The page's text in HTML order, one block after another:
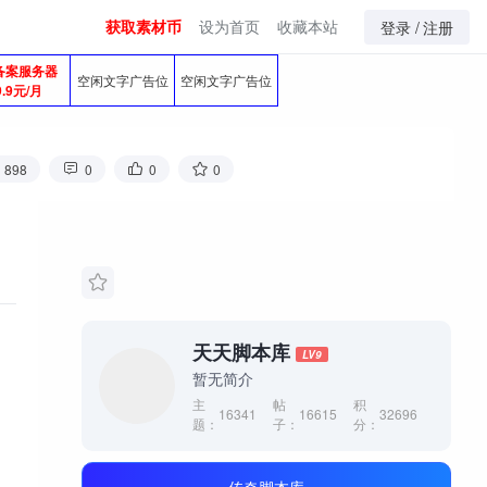
获取素材币 设为首页 收藏本站 登录 /注册
案服务器
元/月
空闲文字广告位 空闲文字广告位
898 0 0 0
天天脚本库 LV9
暂无简介
主
题：
16341
帖
子：
16615
积
分：
32696